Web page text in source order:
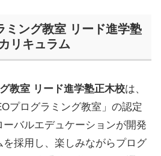
ミング教室 リード進学塾
リキュラム
教室 リード進学塾正木校は、
プログラミング教室」の認定
バルエデュケーションが開発
を採用し、楽しみながらプログ